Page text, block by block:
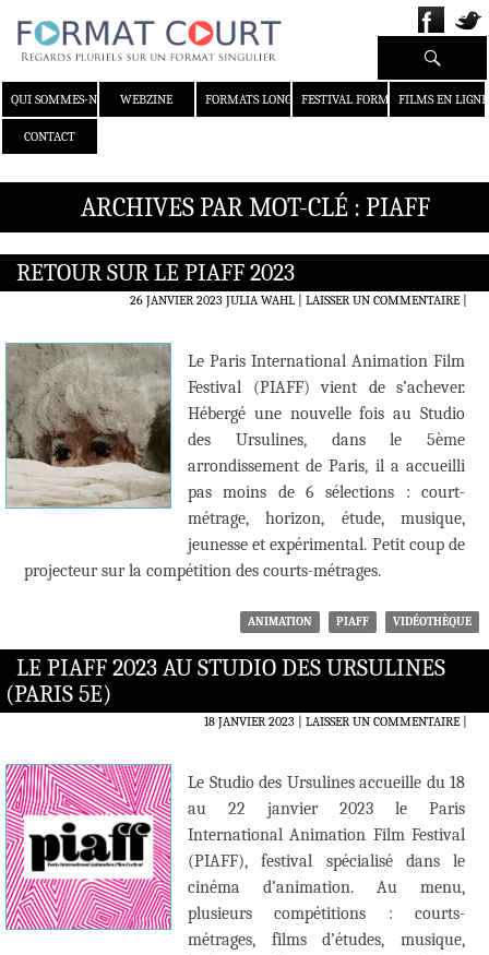
QUI SOMMES-NOUS ?WEBZINE FORMATS LONGS FESTIVAL FORMAT COURT
FILMS EN LIGNE
CONTACT
Recherche
ARCHIVES PAR MOT-CLÉ : PIAFF
RETOUR SUR LE PIAFF 2023
26 JANVIER 2023 JULIA WAHL LAISSER UN COMMENTAIRE|
Le Paris International Animation Film
Festival (PIAFF) vient de s’achever.
Hébergé une nouvelle fois au Studio
des Ursulines, dans le 5ème
arrondissement de Paris, il a accueilli
pas moins de 6 sélections : court-
métrage, horizon, étude, musique,
jeunesse et expérimental. Petit coup de
projecteur sur la compétition des courts-métrages.
ANIMATION PIAFF VIDÉOTHÈQUE
LE PIAFF 2023 AU STUDIO DES URSULINES
(PARIS 5E)
18 JANVIER 2023 LAISSER UN COMMENTAIRE|
Le Studio des Ursulines accueille du 18
au 22 janvier 2023 le Paris
International Animation Film Festival
(PIAFF), festival spécialisé dans le
cinéma d’animation. Au menu,
plusieurs compétitions : courts-
métrages, films d’études, musique,